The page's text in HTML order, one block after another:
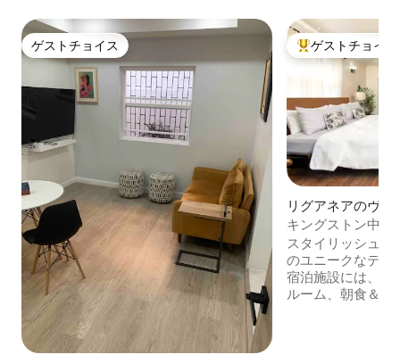
ゲストチョイス
ゲストチョイス 大好評のゲスト
ゲストチョイス
リグアネアのヴィ
キングストン中心
の豪華なオアシス
スタイリッシュな
のユニークなデザ
宿泊施設には、専
ルーム、朝食＆ダ